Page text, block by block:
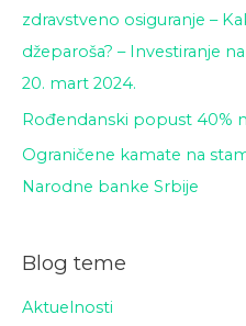
zdravstveno osiguranje –
džeparoša? – Investiranje
20. mart 2024.
Rođendanski popust 40%
Ograničene kamate na
Narodne banke Srbije
Blog teme
Aktuelnosti